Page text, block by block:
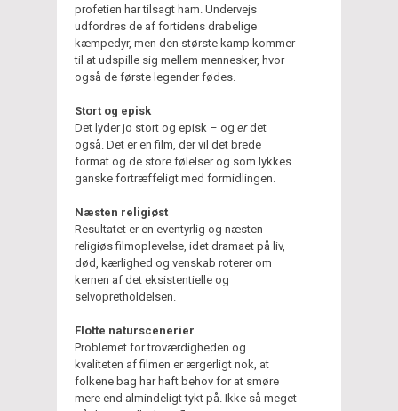
profetien har tilsagt ham. Undervejs
udfordres de af fortidens drabelige
kæmpedyr, men den største kamp kommer
til at udspille sig mellem mennesker, hvor
også de første legender fødes.
Stort og episk
Det lyder jo stort og episk – og erdet
også. Det er en film, der vil det brede
format og de store følelser og som lykkes
ganske fortræffeligt med formidlingen.
Næsten religiøst
Resultatet er en eventyrlig og næsten
religiøs filmoplevelse, idet dramaet på liv,
død, kærlighed og venskab roterer om
kernen af det eksistentielle og
selvopretholdelsen.
Flotte naturscenerier
Problemet for troværdigheden og
kvaliteten af filmen er ærgerligt nok, at
folkene bag har haft behov for at smøre
mere end almindeligt tykt på. Ikke så meget